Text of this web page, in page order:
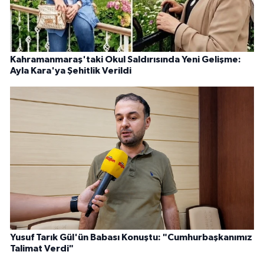
Kahramanmaraş'taki Okul Saldırısında Yeni Gelişme:
Ayla Kara'ya Şehitlik Verildi
Yusuf Tarık Gül'ün Babası Konuştu: "Cumhurbaşkanımız
Talimat Verdi"